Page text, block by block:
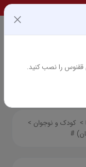
> کودک و نوجوان >
#
ققنوس را نصب کنید.